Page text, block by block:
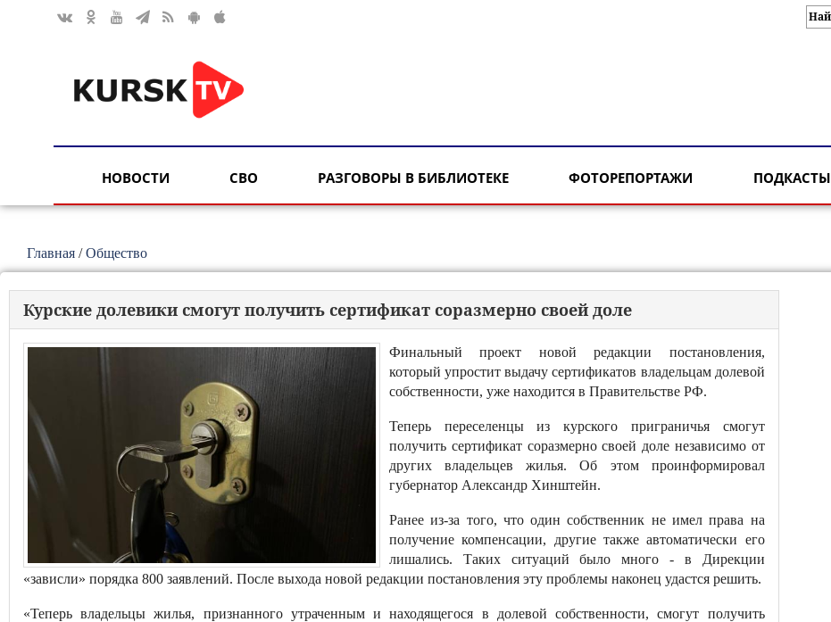
НОВОСТИ СВО РАЗГОВОРЫ В БИБЛИОТЕКЕ ФОТОРЕПОРТАЖИ ПОДКАСТЫ
Главная /Общество
Курские долевики смогут получить сертификат соразмерно своей доле
Финальный проект новой редакции постановления,
который упростит выдачу сертификатов владельцам долевой
собственности, уже находится в Правительстве РФ.
Теперь переселенцы из курского приграничья смогут
получить сертификат соразмерно своей доле независимо от
других владельцев жилья. Об этом проинформировал
губернатор Александр Хинштейн.
Ранее из-за того, что один собственник не имел права на
получение компенсации, другие также автоматически его
лишались. Таких ситуаций было много - в Дирекции
«зависли» порядка 800 заявлений. После выхода новой редакции постановления эту проблемы наконец удастся решить.
«Теперь владельцы жилья, признанного утраченным и находящегося в долевой собственности, смогут получить